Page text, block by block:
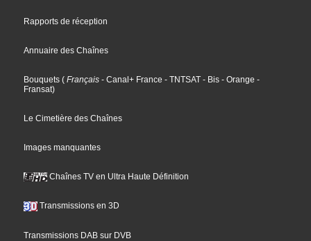
Rapports de réception
Annuaire des Chaînes
Bouquets ( Français - Canal+ France - TNTSAT - Bis - Orange -
Fransat)
Le Cimetière des Chaînes
Images manquantes
Chaînes TV en Ultra Haute Définition
Transmissions en 3D
Transmissions DAB sur DVB